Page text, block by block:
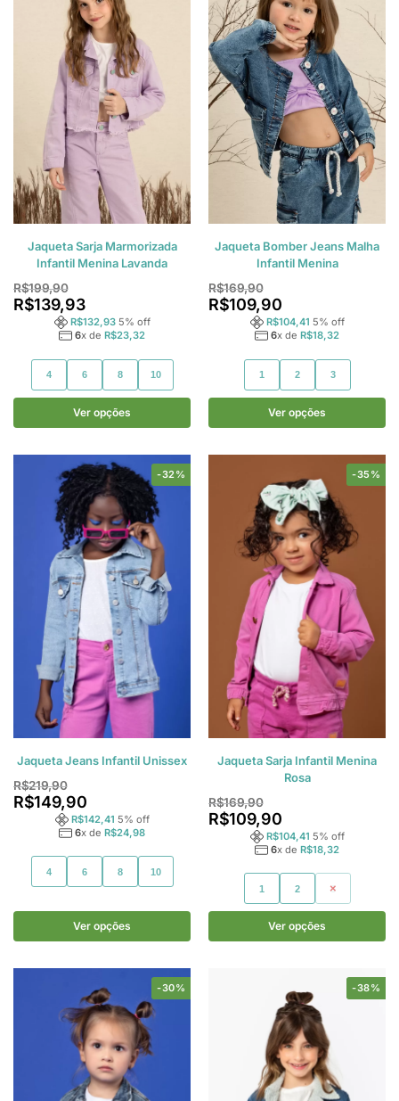
Jaqueta Sarja Marmorizada
Infantil Menina Lavanda
R$199,90
R$139,93
R$132,93 5% off
6x de R$23,32
4 6 8 10
Ver opções
Jaqueta Bomber Jeans Malha
Infantil Menina
R$169,90
R$109,90
R$104,41 5% off
6x de R$18,32
1 2 3
Ver opções
-32%
Jaqueta Jeans Infantil Unissex
R$219,90
R$149,90
R$142,41 5% off
6x de R$24,98
4 6 8 10
Ver opções
-35%
Jaqueta Sarja Infantil Menina
Rosa
R$169,90
R$109,90
R$104,41 5% off
6x de R$18,32
1 2 3
Ver opções
-30% -38%